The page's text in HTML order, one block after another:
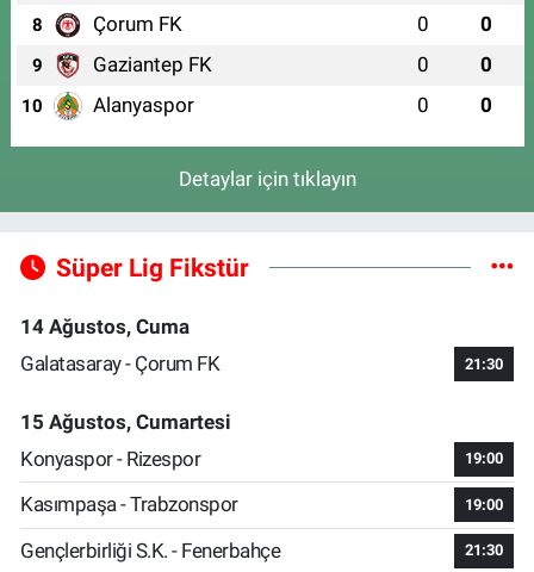
8 Çorum FK 0 0
9 Gaziantep FK 0 0
10 Alanyaspor 0 0
Detaylar için tıklayın
Süper Lig Fikstür
14 Ağustos, Cuma
Galatasaray - Çorum FK
21:30
15 Ağustos, Cumartesi
Konyaspor - Rizespor
19:00
Kasımpaşa - Trabzonspor 19:00
Gençlerbirliği S.K. - Fenerbahçe 21:30